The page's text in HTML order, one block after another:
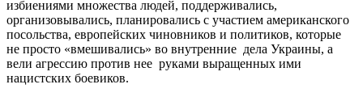
избиениями множества людей, поддерживались,
организовывались, планировались с участием американского
посольства, европейских чиновников и политиков, которые
не просто «вмешивались» во внутренние дела Украины, а
вели агрессию против нее руками выращенных ими
нацистских боевиков.